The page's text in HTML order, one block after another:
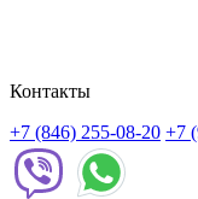
Контакты
+7 (846) 255-08-20 +7